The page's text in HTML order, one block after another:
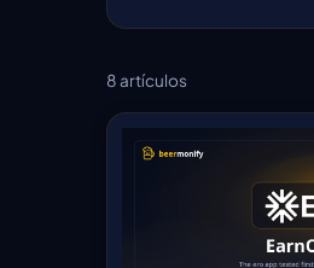
8 artículos